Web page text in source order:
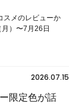
スメのレビューか
）〜7月26日
2026.07.15
限定色が話